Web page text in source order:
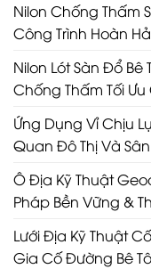
Nilon Chống Thấm
Công Trình Hoàn
Nilon Lót Sàn Đổ Bê
Chống Thấm Tối
Ứng Dụng Vỉ Chịu
Quan Đô Thị Và
Ô Địa Kỹ Thuật
Pháp Bền Vững &
Lưới Địa Kỹ Thuật
Gia Cố Đường Bê